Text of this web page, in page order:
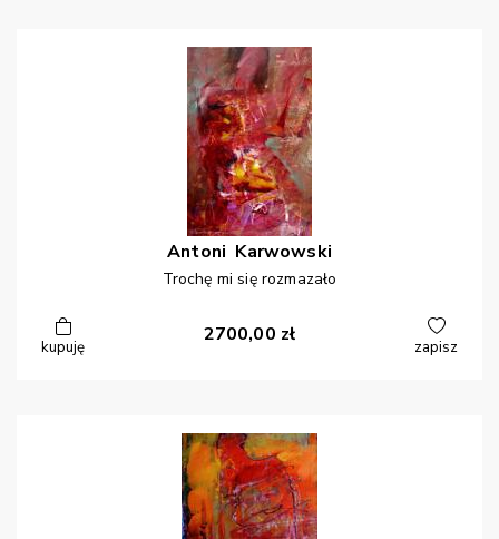
Antoni Karwowski
Trochę mi się rozmazało
kupuję
2700,00 zł
zapisz